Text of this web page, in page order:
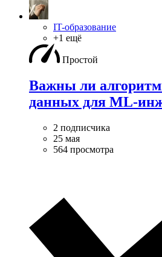
IT-образование
+1 ещё
Простой
Важны ли
данных для ML-
2 подписчика
25 мая
564 просмотра